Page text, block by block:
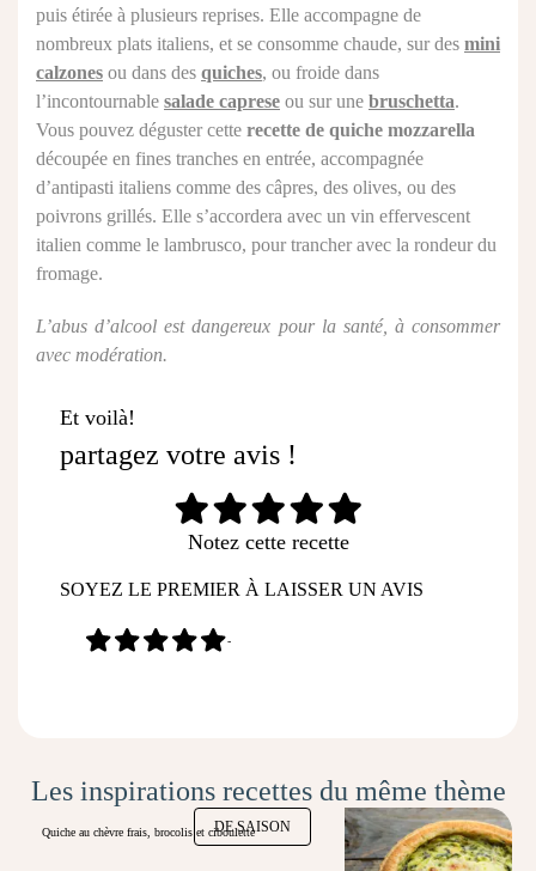
puis étirée à plusieurs reprises. Elle accompagne de
nombreux plats italiens, et se consomme chaude, sur des mini
calzones ou dans des quiches, ou froide dans
l’incontournable salade caprese ou sur une bruschetta.
Vous pouvez déguster cette recette de quiche mozzarella
découpée en fines tranches en entrée, accompagnée
d’antipasti italiens comme des câpres, des olives, ou des
poivrons grillés. Elle s’accordera avec un vin effervescent
italien comme le lambrusco, pour trancher avec la rondeur du
fromage.
L’abus d’alcool est dangereux pour la santé, à consommer
avec modération.
Et voilà!
partagez votre avis !
Notez cette recette
SOYEZ LE PREMIER À LAISSER UN AVIS
-
Les inspirations recettes du même thème
DE SAISON
Quiche au chèvre frais, brocolis et ciboulette